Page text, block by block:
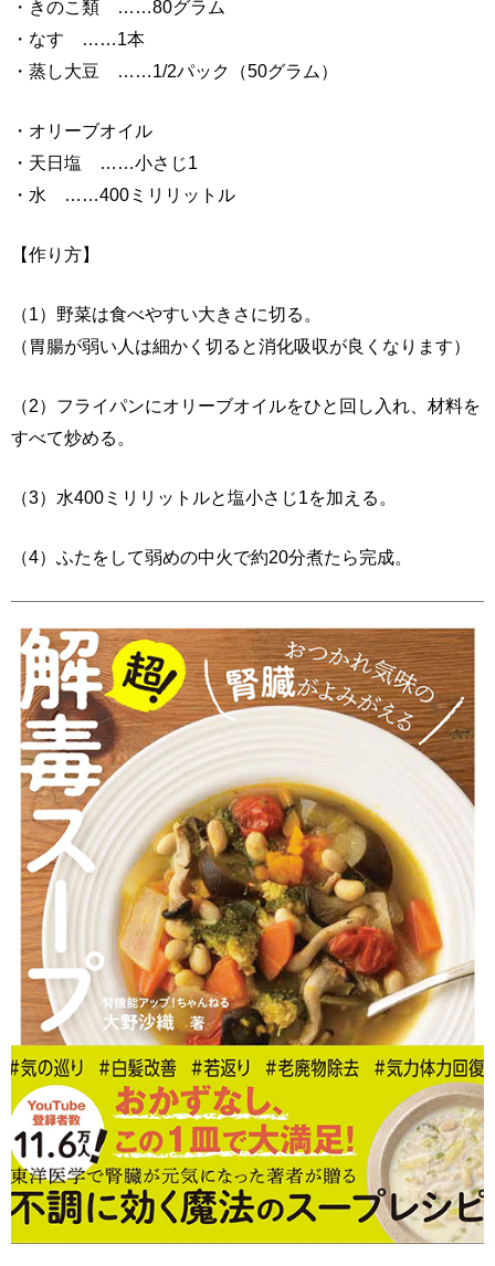
・きのこ類 ……80グラム
・なす ……1本
・蒸し大豆 ……1/2パック（50グラム）
・オリーブオイル
・天日塩 ……小さじ1
・水 ……400ミリリットル
【作り方】
（1）野菜は食べやすい大きさに切る。
（胃腸が弱い人は細かく切ると消化吸収が良くなります）
（2）フライパンにオリーブオイルをひと回し入れ、材料を
すべて炒める。
（3）水400ミリリットルと塩小さじ1を加える。
（4）ふたをして弱めの中火で約20分煮たら完成。